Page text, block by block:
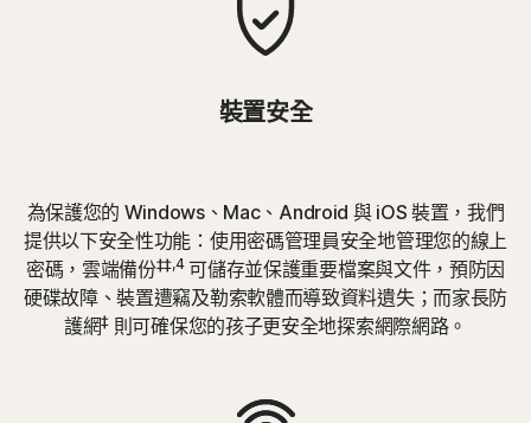
裝置安全
為保護您的 Windows、Mac、Android 與 iOS 裝置，我們
提供以下安全性功能：使用密碼管理員安全地管理您的線上
密碼，雲端備份‡‡,4可儲存並保護重要檔案與文件，預防因
硬碟故障、裝置遭竊及勒索軟體而導致資料遺失；而家長防
護網‡ 則可確保您的孩子更安全地探索網際網路。